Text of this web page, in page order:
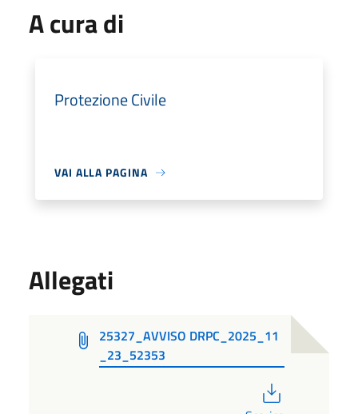
A cura di
Protezione Civile
VAI ALLA PAGINA
Allegati
25327_AVVISO DRPC_2025_11
_23_52353